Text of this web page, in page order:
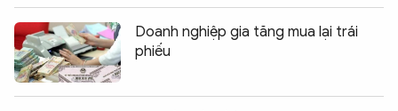
Doanh nghiệp gia tăng mua lại trái
phiếu